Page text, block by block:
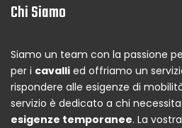
Chi Siamo
Siamo un team con la passione
per i cavalli ed offriamo un
rispondere alle esigenze di
servizio è dedicato a chi
esigenze temporanee. La